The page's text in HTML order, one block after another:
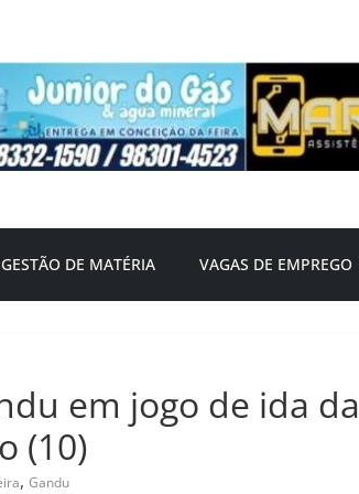
DE MATÉRIA VAGAS DE EMPREGO
em jogo de ida da
(10)
, Gandu